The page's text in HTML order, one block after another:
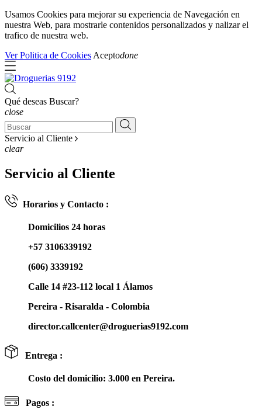
Usamos Cookies para mejorar su experiencia de Navegación en
nuestra Web, para mostrarle contenidos personalizados y nalizar el
trafico de nuestra web.
Ver Politica de Cookies Aceptodone
Qué deseas Buscar?
close
Servicio al Cliente
clear
Servicio al Cliente
Horarios y Contacto :
Domicilios 24 horas
+57 3106339192
(606) 3339192
Calle 14 #23-112 local 1 Álamos
Pereira - Risaralda - Colombia
director.callcenter@droguerias9192.com
Entrega :
Costo del domicilio: 3.000 en Pereira.
Pagos :